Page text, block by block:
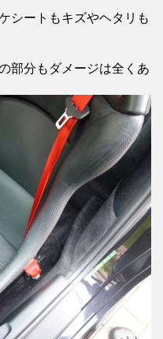
シートもキズやヘタリも
部分もダメージは全くあ